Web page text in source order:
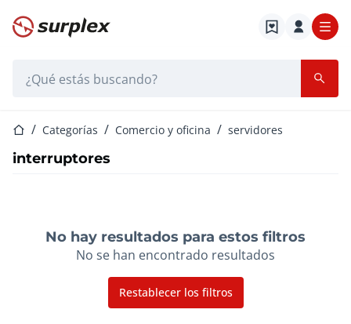
Página de inicio
Página de inicio
Categorías Comercio y oficina servidores
interruptores
No hay resultados para estos filtros
No se han encontrado resultados
Restablecer los filtros